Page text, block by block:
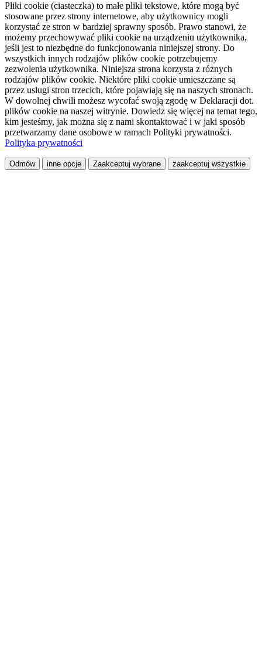
Pliki cookie (ciasteczka) to małe pliki tekstowe, które mogą być
stosowane przez strony internetowe, aby użytkownicy mogli
korzystać ze stron w bardziej sprawny sposób. Prawo stanowi, że
możemy przechowywać pliki cookie na urządzeniu użytkownika,
jeśli jest to niezbędne do funkcjonowania niniejszej strony. Do
wszystkich innych rodzajów plików cookie potrzebujemy
zezwolenia użytkownika. Niniejsza strona korzysta z różnych
rodzajów plików cookie. Niektóre pliki cookie umieszczane są
przez usługi stron trzecich, które pojawiają się na naszych stronach.
W dowolnej chwili możesz wycofać swoją zgodę w Deklaracji dot.
plików cookie na naszej witrynie. Dowiedz się więcej na temat tego,
kim jesteśmy, jak można się z nami skontaktować i w jaki sposób
przetwarzamy dane osobowe w ramach Polityki prywatności.
Polityka prywatności
Odmów inne opcje Zaakceptuj wybrane zaakceptuj wszystkie